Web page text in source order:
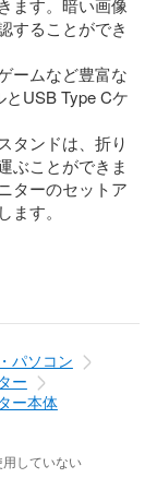
することができ
ームなど豊富な
USB Type Cケ
タンドは、折り
ぶことができま
ターのセットア
す。
パソコン
ー
ー本体
していない